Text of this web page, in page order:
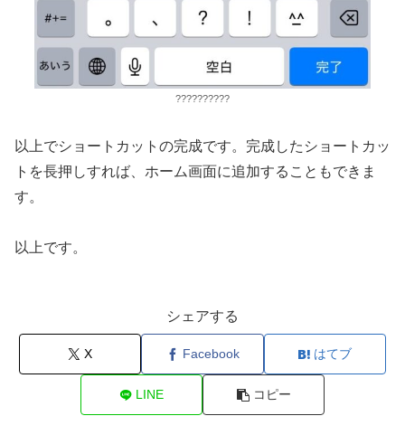
??????????
以上でショートカットの完成です。完成したショートカッ
トを長押しすれば、ホーム画面に追加することもできま
す。
以上です。
シェアする
X Facebook はてブ
LINE コピー